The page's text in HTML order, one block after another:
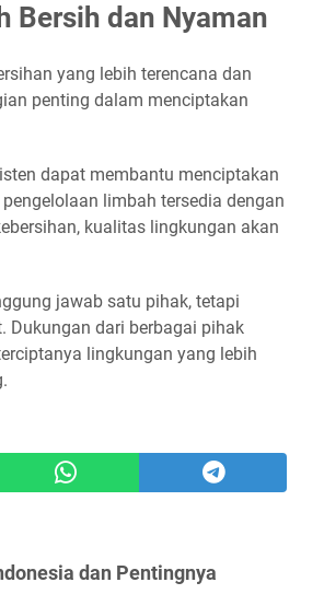
Bersih dan Nyaman
yang lebih terencana dan
penting dalam menciptakan
dapat membantu menciptakan
limbah tersedia dengan
kualitas lingkungan akan
jawab satu pihak, tetapi
Dukungan dari berbagai pihak
lingkungan yang lebih
dan Pentingnya